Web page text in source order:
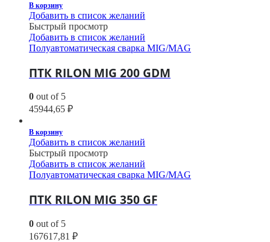
В корзину
Добавить в список желаний
Быстрый просмотр
Добавить в список желаний
Полуавтоматическая сварка MIG/MAG
ПТК RILON MIG 200 GDM
0 out of 5
45944,65 ₽
В корзину
Добавить в список желаний
Быстрый просмотр
Добавить в список желаний
Полуавтоматическая сварка MIG/MAG
ПТК RILON MIG 350 GF
0 out of 5
167617,81 ₽